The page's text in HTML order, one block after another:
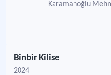
Karamanoğlu
Binbir Kilise
2024